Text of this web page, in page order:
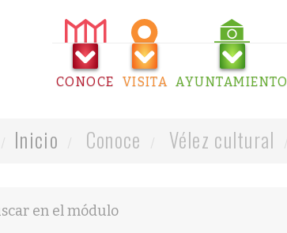
CONOCE VISITA AYUNTAMIENTO
Inicio Conoce Vélez cultural